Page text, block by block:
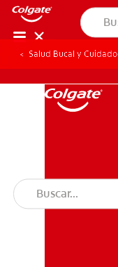
Salud Bucal y